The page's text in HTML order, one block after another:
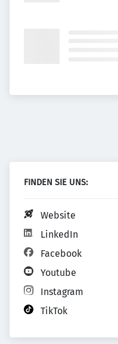
FINDEN SIE UNS:
Website
LinkedIn
Facebook
Youtube
Instagram
TikTok